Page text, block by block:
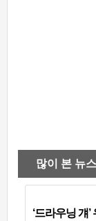
많이 본 뉴스
‘드라우닝 걔